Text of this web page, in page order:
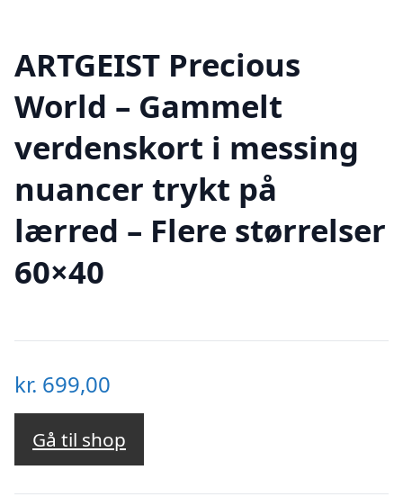
ARTGEIST Precious
World – Gammelt
verdenskort i messing
nuancer trykt på
lærred – Flere størrelser
60×40
kr. 699,00
Gå til shop